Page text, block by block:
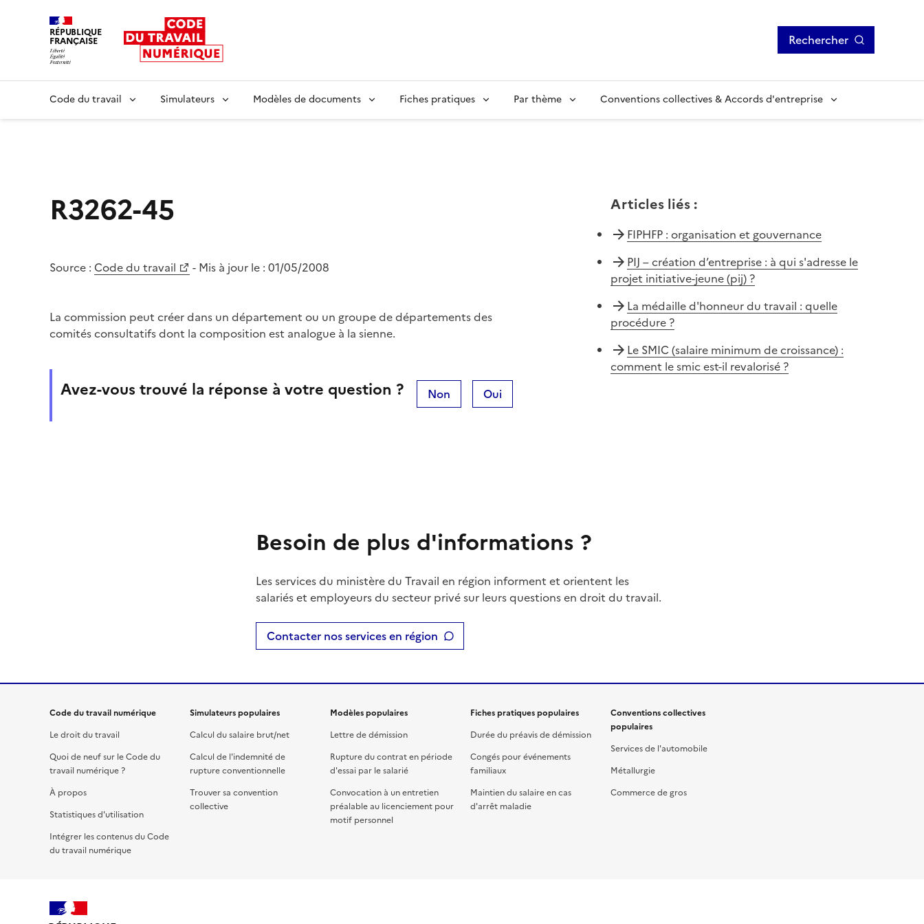
RÉPUBLIQUE
FRANÇAISE Rechercher
Code du travail Simulateurs Modèles de documents Fiches pratiques Par thème Conventions collectives & Accords d'entreprise
R3262-45
Source : Code du travail - Mis à jour le : 01/05/2008
La commission peut créer dans un département ou un groupe de départements des
comités consultatifs dont la composition est analogue à la sienne.
Avez-vous trouvé la réponse à votre question ? Non Oui
Articles liés:
FIPHFP : organisation et gouvernance
PIJ – création d’entreprise : à qui s'adresse le
projet initiative-jeune (pij) ?
La médaille d'honneur du travail : quelle
procédure ?
Le SMIC (salaire minimum de croissance) :
comment le smic est-il revalorisé ?
Besoin de plus d'informations ?
Les services du ministère du Travail en région informent et orientent les
salariés et employeurs du secteur privé sur leurs questions en droit du travail.
Contacter nos services en région
Code du travail numérique
Le droit du travail
Quoi de neuf sur le Code du
travail numérique ?
À propos
Statistiques d'utilisation
Intégrer les contenus du Code
du travail numérique
Simulateurs populaires
Calcul du salaire brut/net
Calcul de l'indemnité de
rupture conventionnelle
Trouver sa convention
collective
Modèles populaires
Lettre de démission
Rupture du contrat en période
d'essai par le salarié
Convocation à un entretien
préalable au licenciement pour
motif personnel
Fiches pratiques populaires
Durée du préavis de démission
Congés pour événements
familiaux
Maintien du salaire en cas
d'arrêt maladie
Conventions collectives
populaires
Services de l'automobile
Métallurgie
Commerce de gros